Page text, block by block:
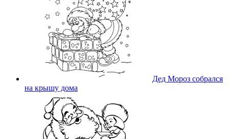
Дед Мороз собрался
на крышу дома